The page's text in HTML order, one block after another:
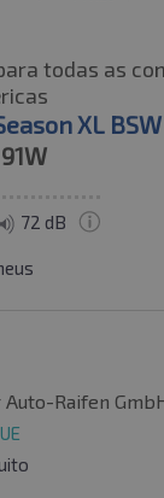
todas as
XL
91W
72 dB
Auto-Raifen